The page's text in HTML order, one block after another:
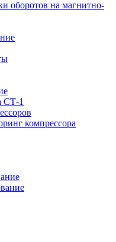
оборотов на магнитно-
СТ-1
компрессора